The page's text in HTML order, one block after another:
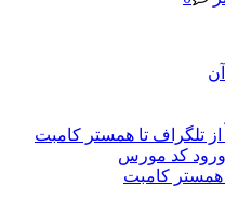
تلگراف تا همستر کامبت
ورود کد مورس
همستر کامبت